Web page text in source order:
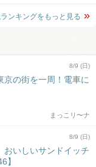
ンキングをもっと見る
8/9 (日)
京の街を一周！電車に
まっこリ〜ナ
8/9 (日)
おいしいサンドイッチ
】